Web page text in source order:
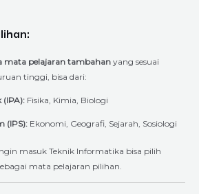
mata pelajaran tambahan yang sesuai
tinggi, bisa dari:
(IPA): Fisika, Kimia, Biologi
(IPS): Ekonomi, Geografi, Sejarah, Sosiologi
masuk Teknik Informatika bisa pilih
mata pelajaran pilihan.